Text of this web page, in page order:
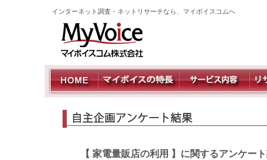
インターネット調査・ネットリサーチなら、マイボイスコムへ
【 家電量販店の利用 】に関するアンケー